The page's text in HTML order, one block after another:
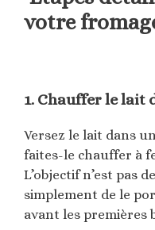
votre
1. Chauffer le lait
Versez le lait dans
faites-le chauffer à
L’objectif n’est pas
simplement de le
avant les premières